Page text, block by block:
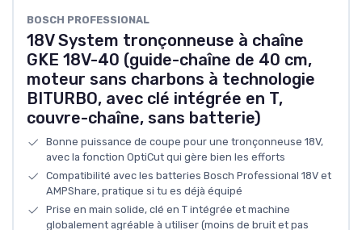
BOSCH PROFESSIONAL
18V System tronçonneuse à chaîne
GKE 18V-40 (guide-chaîne de 40 cm,
moteur sans charbons à technologie
BITURBO, avec clé intégrée en T,
couvre-chaîne, sans batterie)
Bonne puissance de coupe pour une tronçonneuse 18V,
avec la fonction OptiCut qui gère bien les efforts
Compatibilité avec les batteries Bosch Professional 18V et
AMPShare, pratique si tu es déjà équipé
Prise en main solide, clé en T intégrée et machine
globalement agréable à utiliser (moins de bruit et pas